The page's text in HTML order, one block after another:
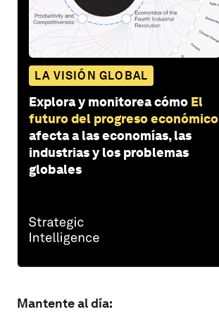
LA VISIÓN GLOBAL
Explora y monitorea cómo El
futuro del progreso económico
afecta a las economías, las
industrias y los problemas
globales
Mantente al día: